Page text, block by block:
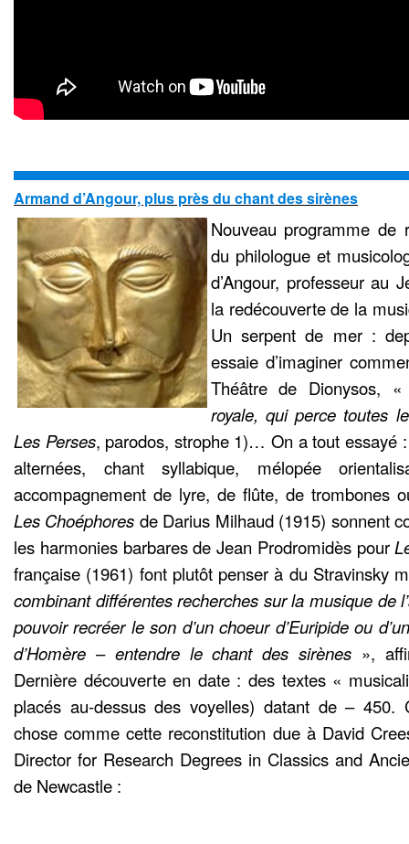
Armand d’Angour, plus près du chant des sirènes
Nouveau programme de
du philologue et
d’Angour, professeur au
la redécouverte de la
Un serpent de mer :
essaie d’imaginer
Théâtre de Dionysos,
royale, qui perce toutes
Les Perses, parodos, strophe 1)… On a tout essayé
alternées, chant syllabique, mélopée
accompagnement de lyre, de flûte, de trombones
Les Choéphores de Darius Milhaud (1915) sonnent
les harmonies barbares de Jean Prodromidès pour
française (1961) font plutôt penser à du Stravinsky
combinant différentes recherches sur la musique de
pouvoir recréer le son d’un choeur d’Euripide ou
d’Homère – entendre le chant des sirènes »,
Dernière découverte en date : des textes «
placés au-dessus des voyelles) datant de – 450.
chose comme cette reconstitution due à David
Director for Research Degrees in Classics and
de Newcastle :